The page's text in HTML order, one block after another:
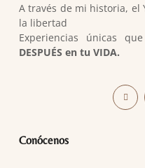
A través de mi historia, el
la libertad
Experiencias únicas
DESPUÉS en tu VIDA.
Conócenos